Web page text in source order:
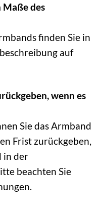
Maße des
finden Sie in
auf
wenn es
Sie das Armband
Frist zurückgeben,
in der
beachten Sie